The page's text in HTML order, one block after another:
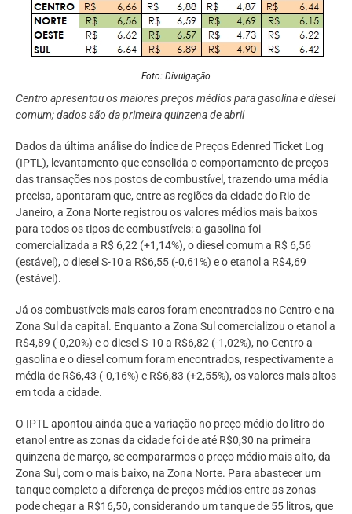
Foto: Divulgação
Centro apresentou os maiores preços médios para gasolina e diesel
comum; dados são da primeira quinzena de abril
Dados da última análise do Índice de Preços Edenred Ticket Log
(IPTL), levantamento que consolida o comportamento de preços
das transações nos postos de combustível, trazendo uma média
precisa, apontaram que, entre as regiões da cidade do Rio de
Janeiro, a Zona Norte registrou os valores médios mais baixos
para todos os tipos de combustíveis: a gasolina foi
comercializada a R$ 6,22 (+1,14%), o diesel comum a R$ 6,56
(estável), o diesel S-10 a R$6,55 (-0,61%) e o etanol a R$4,69
(estável).
Já os combustíveis mais caros foram encontrados no Centro e na
Zona Sul da capital. Enquanto a Zona Sul comercializou o etanol a
R$4,89 (-0,20%) e o diesel S-10 a R$6,82 (-1,02%), no Centro a
gasolina e o diesel comum foram encontrados, respectivamente a
média de R$6,43 (-0,16%) e R$6,83 (+2,55%), os valores mais altos
em toda a cidade.
O IPTL apontou ainda que a variação no preço médio do litro do
etanol entre as zonas da cidade foi de até R$0,30 na primeira
quinzena de março, se compararmos o preço médio mais alto, da
Zona Sul, com o mais baixo, na Zona Norte. Para abastecer um
tanque completo a diferença de preços médios entre as zonas
pode chegar a R$16,50, considerando um tanque de 55 litros, que